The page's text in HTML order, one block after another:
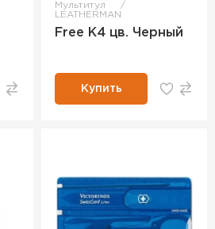
Мультитул
LEATHERMAN
Free К4 цв. Черный
Купить